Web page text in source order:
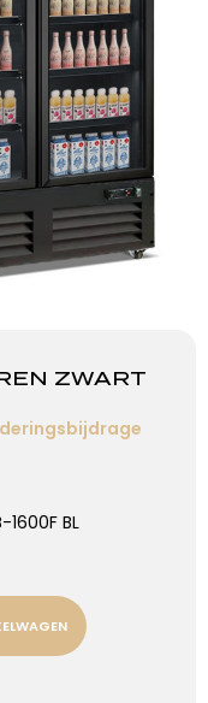
ZWART
1600F BL